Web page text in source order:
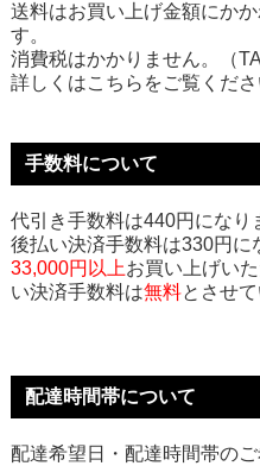
送料はお買い上げ金額にか
す。
消費税はかかりません。（
詳しくはこちらをご覧くださ
手数料について
代引き手数料は440円になり
後払い決済手数料は330円に
33,000円以上お買い上げい
い決済手数料は無料とさせて
配達時間帯について
配達希望日・配達時間帯の